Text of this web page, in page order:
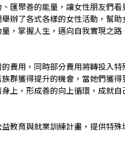
匯聚善的能量，讓女性朋友們看
辦了各式各樣的女性活動，幫助
，掌握人生，邁向自我實現之路
費用，同時部分費用將轉投入
群獲得提升的機會，當她們獲
上，形成善的向上循環，成就自
教育與就業訓練計畫，提供特